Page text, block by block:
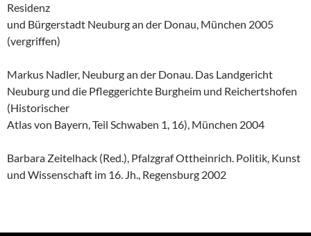
Residenz
und Bürgerstadt Neuburg an der Donau, München 2005
(vergriffen)
Markus Nadler, Neuburg an der Donau. Das Landgericht
Neuburg und die Pfleggerichte Burgheim und Reichertshofen
(Historischer
Atlas von Bayern, Teil Schwaben 1, 16), München 2004
Barbara Zeitelhack (Red.), Pfalzgraf Ottheinrich. Politik, Kunst
und Wissenschaft im 16. Jh., Regensburg 2002